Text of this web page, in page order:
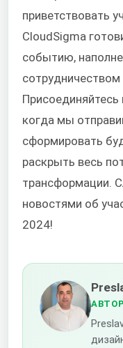
приветствовать
CloudSigma
событию,
когда мы
сформировать
раскрыть весь
трансформации.
новостями об
2024!
АВТОР